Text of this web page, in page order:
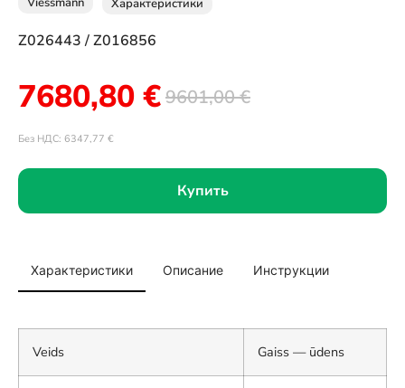
Характеристики
Z026443 / Z016856
9601,00€
7680,80€
Без НДС: 6347,77 €
Купить
Характеристики Описание Инструкции
Veids Gaiss — ūdens